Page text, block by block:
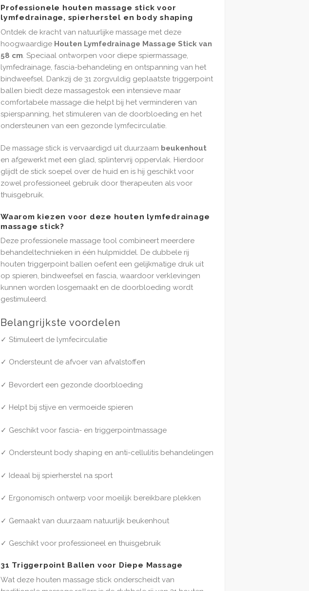
Professionele houten massage stick voor
lymfedrainage, spierherstel en body shaping
Ontdek de kracht van natuurlijke massage met deze
hoogwaardige Houten Lymfedrainage Massage Stick van
58 cm . Speciaal ontworpen voor diepe spiermassage,
lymfedrainage, fascia-behandeling en ontspanning van het
bindweefsel. Dankzij de 31 zorgvuldig geplaatste triggerpoint
ballen biedt deze massagestok een intensieve maar
comfortabele massage die helpt bij het verminderen van
spierspanning, het stimuleren van de doorbloeding en het
ondersteunen van een gezonde lymfecirculatie.
De massage stick is vervaardigd uit duurzaam beukenhout
en afgewerkt met een glad, splintervrij oppervlak. Hierdoor
glijdt de stick soepel over de huid en is hij geschikt voor
zowel professioneel gebruik door therapeuten als voor
thuisgebruik.
Waarom kiezen voor deze houten lymfedrainage
massage stick?
Deze professionele massage tool combineert meerdere
behandeltechnieken in één hulpmiddel. De dubbele rij
houten triggerpoint ballen oefent een gelijkmatige druk uit
op spieren, bindweefsel en fascia, waardoor verklevingen
kunnen worden losgemaakt en de doorbloeding wordt
gestimuleerd.
Belangrijkste voordelen
✓ Stimuleert de lymfecirculatie
✓ Ondersteunt de afvoer van afvalstoffen
✓ Bevordert een gezonde doorbloeding
✓ Helpt bij stijve en vermoeide spieren
✓ Geschikt voor fascia- en triggerpointmassage
✓ Ondersteunt body shaping en anti-cellulitis behandelingen
✓ Ideaal bij spierherstel na sport
✓ Ergonomisch ontwerp voor moeilijk bereikbare plekken
✓ Gemaakt van duurzaam natuurlijk beukenhout
✓ Geschikt voor professioneel en thuisgebruik
31 Triggerpoint Ballen voor Diepe Massage
Wat deze houten massage stick onderscheidt van